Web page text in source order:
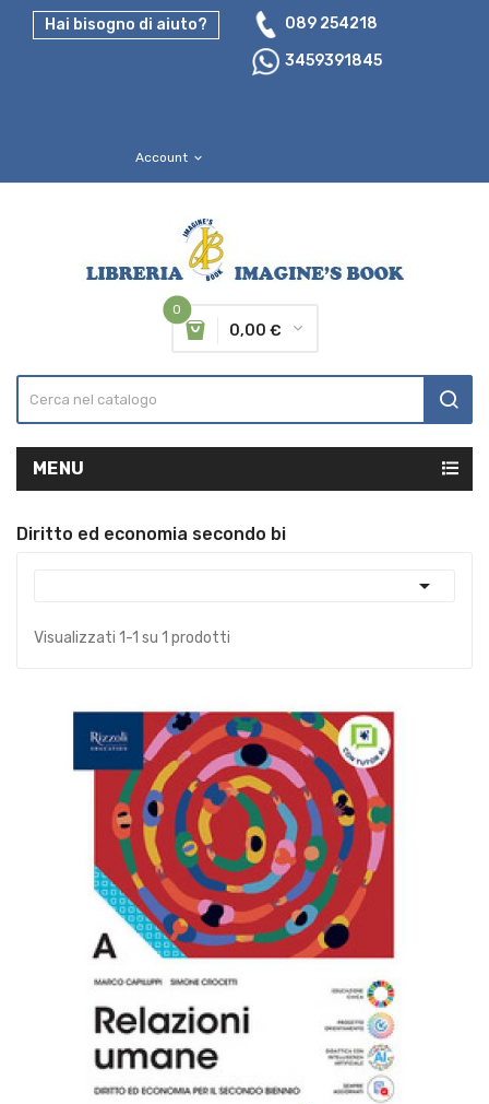
Hai bisogno di aiuto?
089 254218
3459391845
Account expand_more
0
0,00 €
MENU
Diritto ed economia secondo bi

Visualizzati 1-1 su 1 prodotti